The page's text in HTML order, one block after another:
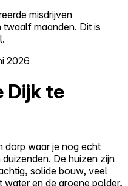
misdrijven
maanden. Dit is
2026
Dijk te
dorp waar je nog echt
De huizen zijn
solide bouw, veel
water en de groene polder,